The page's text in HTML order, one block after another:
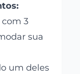
3
sua
um deles